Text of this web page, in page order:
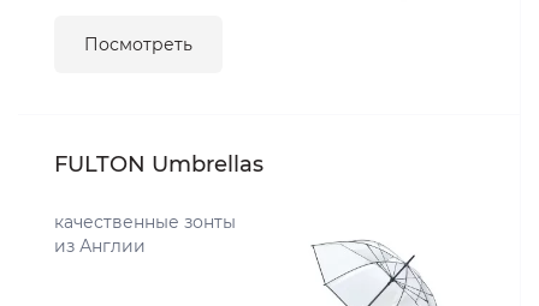
Посмотреть
FULTON Umbrellas
качественные зонты
из Англии